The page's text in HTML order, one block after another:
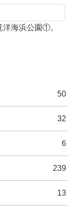
洋海浜公園①。
50
32
6
239
13